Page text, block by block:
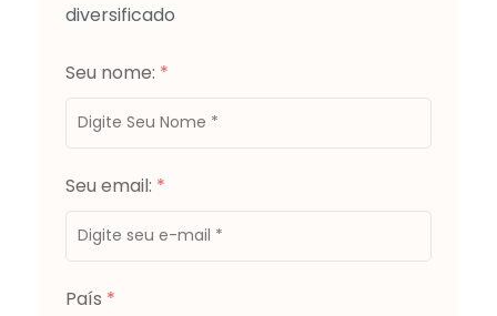
diversificado
Seu nome: *
Seu email: *
País *